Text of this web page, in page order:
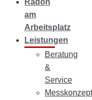
Radon
am
Arbeitsplatz
Leistungen
Beratung
&
Service